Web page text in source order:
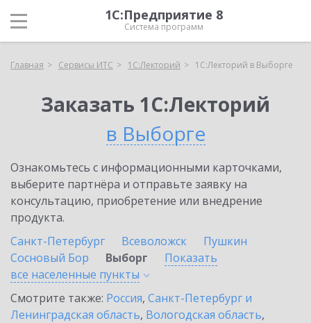
1С:Предприятие 8
Система программ
Главная Сервисы ИТС 1С:Лекторий 1С:Лекторий в Выборге
Заказать 1С:Лекторий
в Выборге
Ознакомьтесь с информационными карточками,
выберите партнёра и отправьте заявку на
консультацию, приобретение или внедрение
продукта.
Санкт-Петербург
Всеволожск
Пушкин
Сосновый Бор
Выборг
Показать
все населенные пункты
Смотрите также: Россия, Санкт-Петербург и
Ленинградская область, Вологодская область,